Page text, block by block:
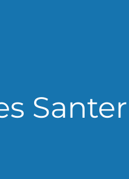
Santer